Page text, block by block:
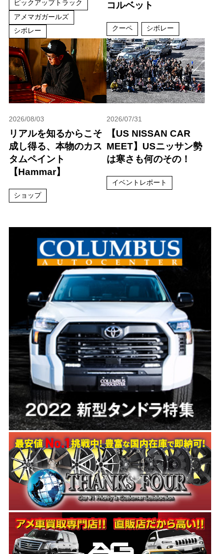
ピックアップトラック
アメマガガールズ
シボレー
コルベット
クーペ シボレー
2026/08/03
リアルを知るからこそ
成し得る、本物のカス
タムペイント
【Hammar】
ショップ
2026/07/31
【US NISSAN CAR
MEET】USニッサン勢
は寒さも何のその！
イベントレポート